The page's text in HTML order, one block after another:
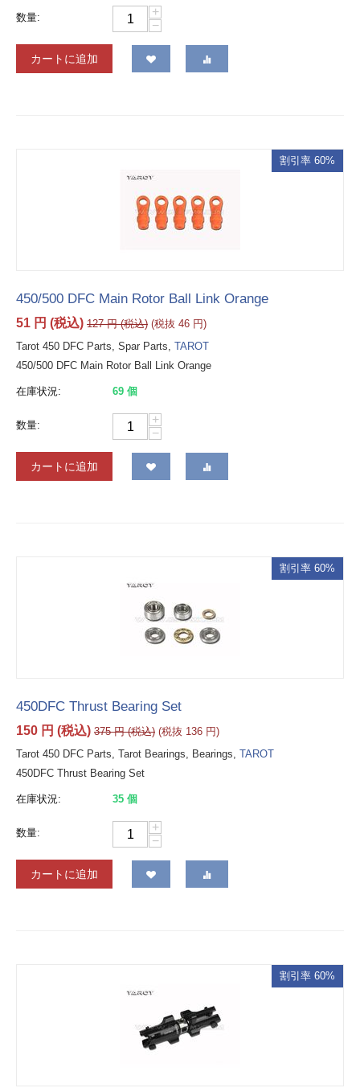
数量:
+
−
カートに追加
割引率 60%
450/500 DFC Main Rotor Ball Link Orange
51 円 (税込) 127 円(税込) (税抜 46 円)
Tarot 450 DFC Parts, Spar Parts, TAROT
450/500 DFC Main Rotor Ball Link Orange
在庫状況: 69 個
数量:
+
−
カートに追加
割引率 60%
450DFC Thrust Bearing Set
150 円 (税込) 375 円(税込) (税抜 136 円)
Tarot 450 DFC Parts, Tarot Bearings, Bearings, TAROT
450DFC Thrust Bearing Set
在庫状況: 35 個
数量:
+
−
カートに追加
割引率 60%